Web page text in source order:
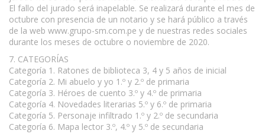
El fallo del jurado será inapelable. Se realizará durante el mes de
octubre con presencia de un notario y se hará público a través
de la web www.grupo-sm.com.pe y de nuestras redes sociales
durante los meses de octubre o noviembre de 2020.
7. CATEGORÍAS
Categoría 1. Ratones de biblioteca 3, 4 y 5 años de inicial
Categoría 2. Mi abuelo y yo 1.º y 2.º de primaria
Categoría 3. Héroes de cuento 3.º y 4.º de primaria
Categoría 4. Novedades literarias 5.º y 6.º de primaria
Categoría 5. Personaje infiltrado 1.º y 2.º de secundaria
Categoría 6. Mapa lector 3.º, 4.º y 5.º de secundaria